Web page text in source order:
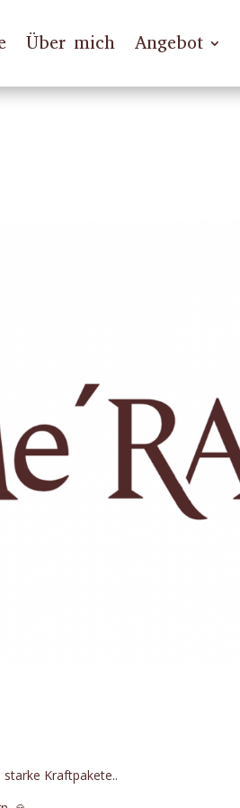
Über mich Angebot
Kraftpakete..